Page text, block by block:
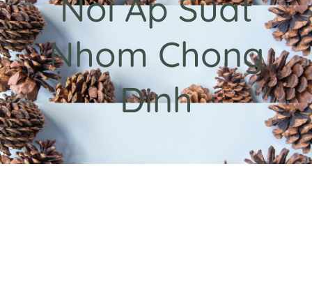
Nhom Chong
Dinh